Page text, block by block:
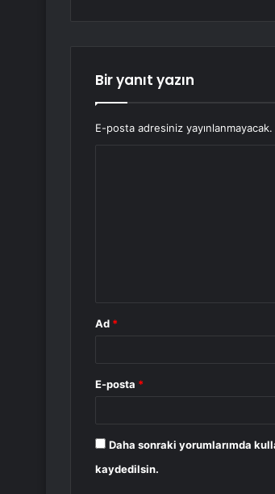
Bir yanıt yazın
E-posta adresiniz yayınlanmayacak.
Ad *
E-posta *
Daha sonraki yorumlarımda
kaydedilsin.